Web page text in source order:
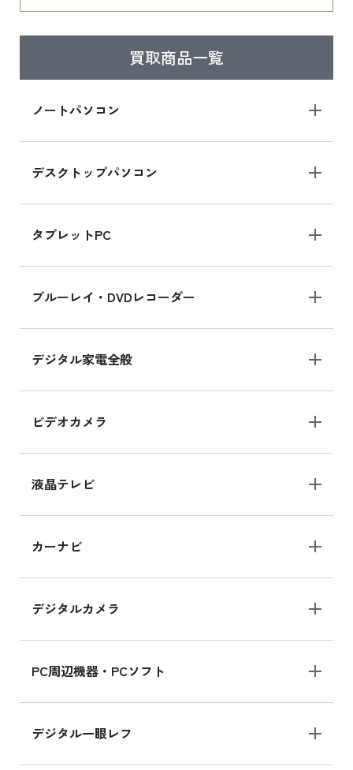
買取商品一覧
ノートパソコン
デスクトップパソコン
タブレットPC
ブルーレイ・DVDレコーダー
デジタル家電全般
ビデオカメラ
液晶テレビ
カーナビ
デジタルカメラ
PC周辺機器・PCソフト
デジタル一眼レフ
はこちら
ら
iPad mini シリーズ 2024
iPad mini 8.3インチ の新品買取価格
iPhone 16 シリーズ
iPhone 16 の新品買取価格
iPad Air 11インチ シリーズ
iPad Air 11インチ の新品買取価格
iPhone 15 128GB シリーズ
iPhone 15 128GB の新品買取価格
MK2K3J/Aの新品買取価格はこちら